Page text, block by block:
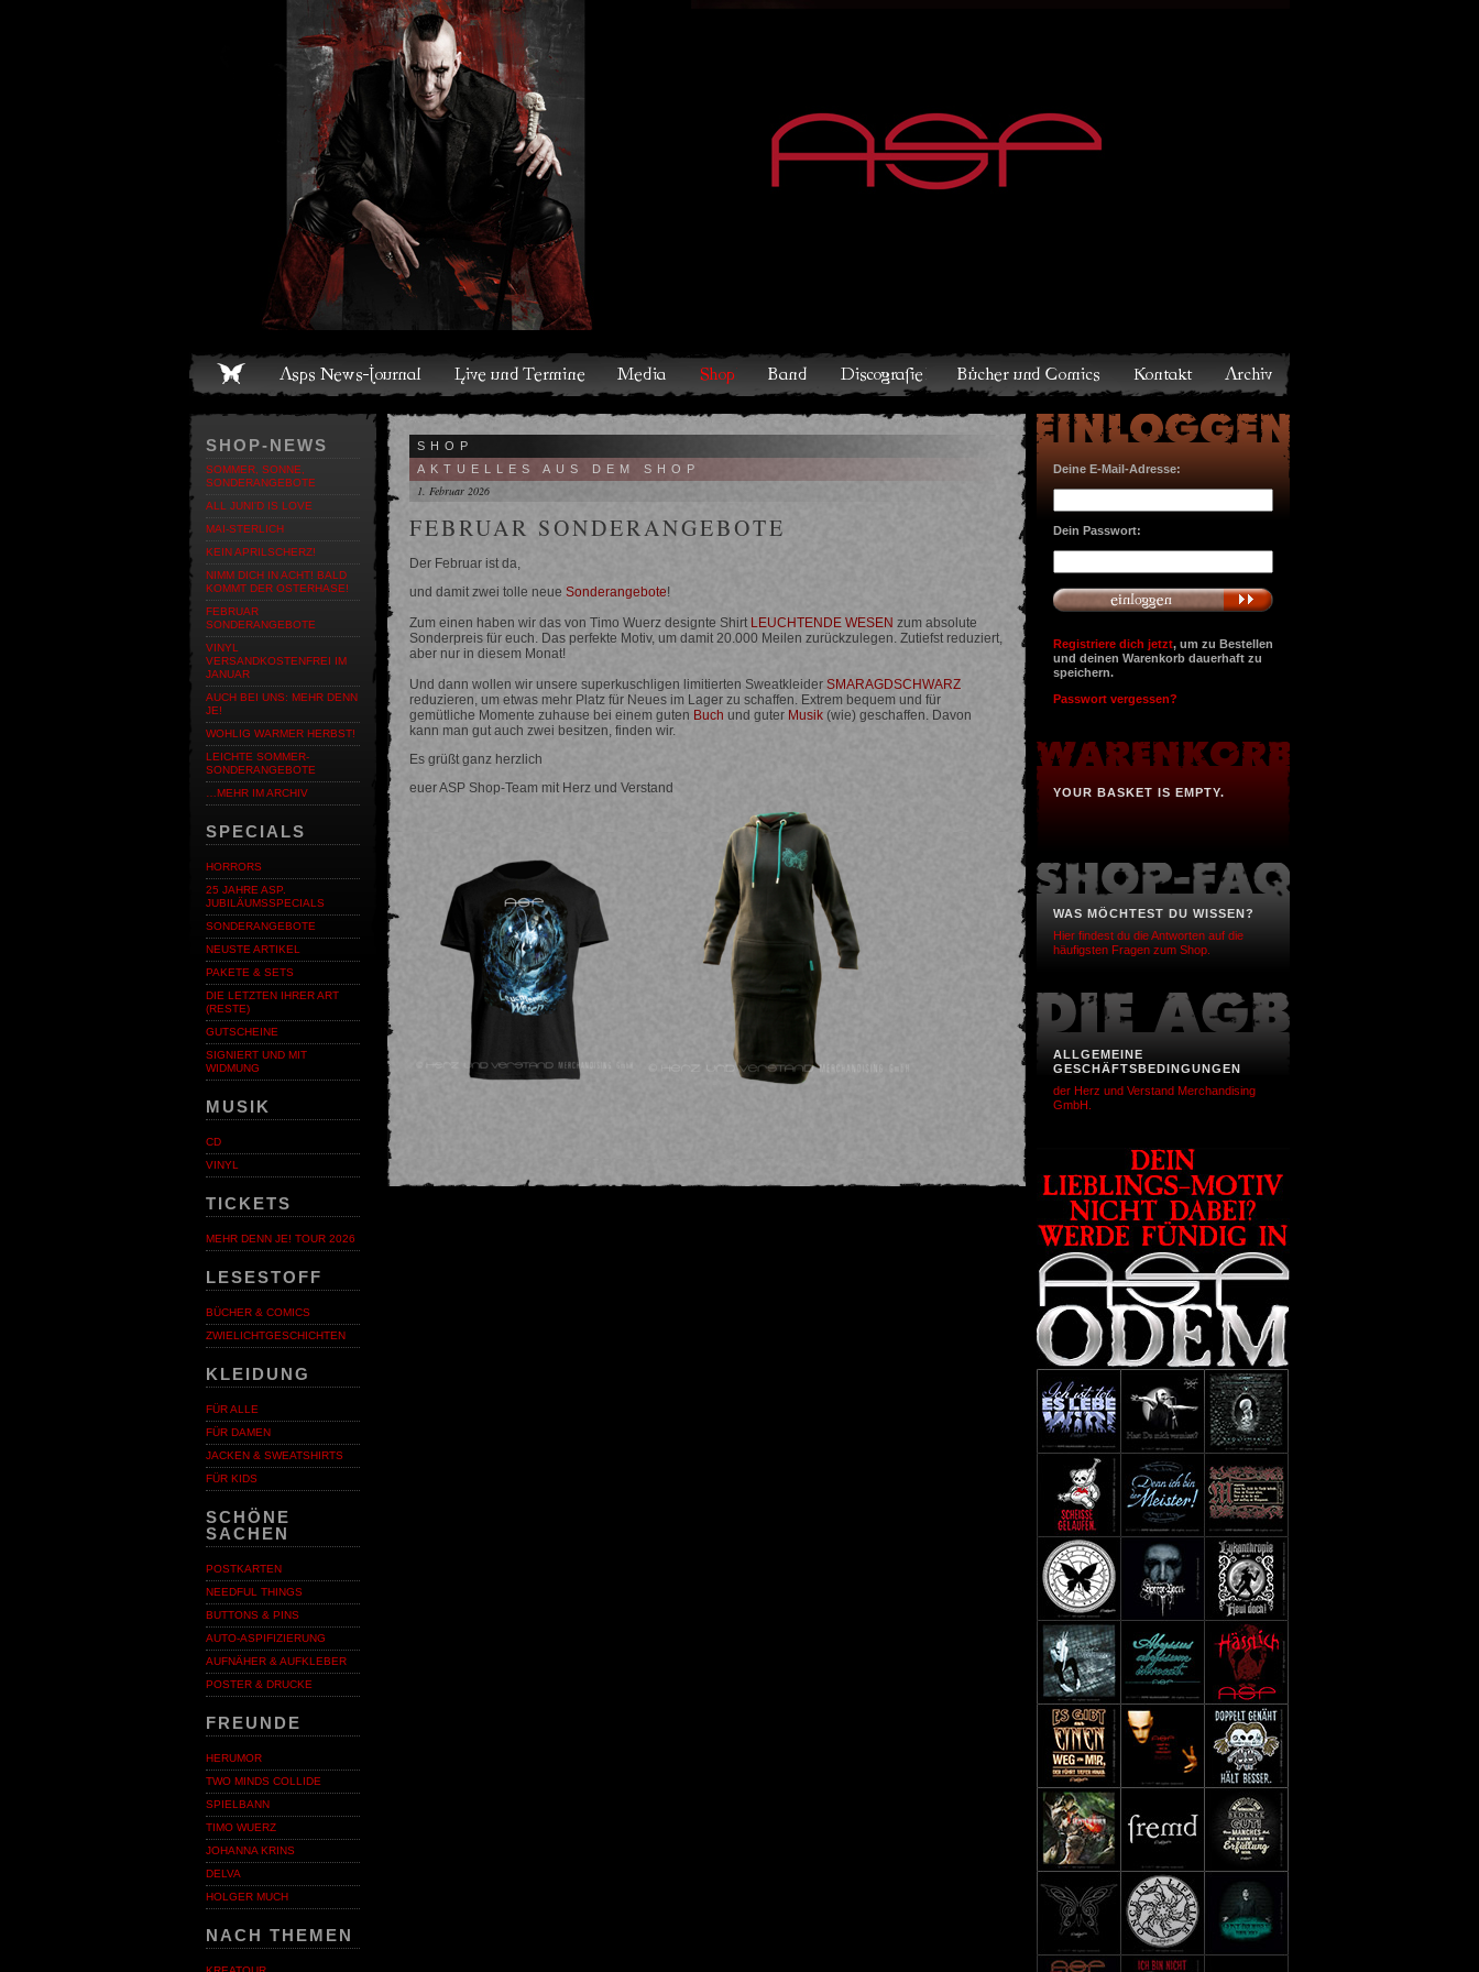
Live und Termine Media Shop Band Discografie Bücher und Comics Kontakt Archiv
SHOP-NEWS
SOMMER, SONNE,
SONDERANGEBOTE
ALL JUNI'D IS LOVE
MAI-STERLICH
KEIN APRILSCHERZ!
NIMM DICH IN ACHT! BALD
KOMMT DER OSTERHASE!
FEBRUAR
SONDERANGEBOTE
VINYL
VERSANDKOSTENFREI IM
JANUAR
AUCH BEI UNS: MEHR DENN
JE!
WOHLIG WARMER HERBST!
LEICHTE SOMMER-
SONDERANGEBOTE
…MEHR IM ARCHIV
SPECIALS
HORRORS
25 JAHRE ASP.
JUBILÄUMSSPECIALS
SONDERANGEBOTE
NEUSTE ARTIKEL
PAKETE & SETS
DIE LETZTEN IHRER ART
(RESTE)
GUTSCHEINE
SIGNIERT UND MIT
WIDMUNG
MUSIK
CD
VINYL
TICKETS
MEHR DENN JE! TOUR 2026
LESESTOFF
BÜCHER & COMICS
ZWIELICHTGESCHICHTEN
KLEIDUNG
FÜR ALLE
FÜR DAMEN
JACKEN & SWEATSHIRTS
FÜR KIDS
SCHÖNE
SACHEN
POSTKARTEN
NEEDFUL THINGS
BUTTONS & PINS
AUTO-ASPIFIZIERUNG
AUFNÄHER & AUFKLEBER
POSTER & DRUCKE
FREUNDE
HERUMOR
TWO MINDS COLLIDE
SPIELBANN
TIMO WUERZ
JOHANNA KRINS
DELVA
HOLGER MUCH
NACH THEMEN
Deine E-Mail-Adresse:
Dein Passwort:
Registriere dich jetzt, um zu Bestellen
und deinen Warenkorb dauerhaft zu
speichern.
Passwort vergessen?
YOUR BASKET IS EMPTY.
WAS MÖCHTEST DU WISSEN?
Hier findest du die Antworten auf die
häufigsten Fragen zum Shop.
ALLGEMEINE
GESCHÄFTSBEDINGUNGEN
der Herz und Verstand Merchandising
GmbH.
SHOP
AKTUELLES AUS DEM SHOP
1. Februar 2026
FEBRUAR SONDERANGEBOTE
Der Februar ist da,
und damit zwei tolle neue Sonderangebote!
Zum einen haben wir das von Timo Wuerz designte Shirt LEUCHTENDE WESEN zum absolute
Sonderpreis für euch. Das perfekte Motiv, um damit 20.000 Meilen zurückzulegen. Zutiefst reduziert,
aber nur in diesem Monat!
Und dann wollen wir unsere superkuschligen limitierten Sweatkleider SMARAGDSCHWARZ
reduzieren, um etwas mehr Platz für Neues im Lager zu schaffen. Extrem bequem und für
gemütliche Momente zuhause bei einem guten Buch und guter Musik (wie) geschaffen. Davon
kann man gut auch zwei besitzen, finden wir.
Es grüßt ganz herzlich
euer ASP Shop-Team mit Herz und Verstand